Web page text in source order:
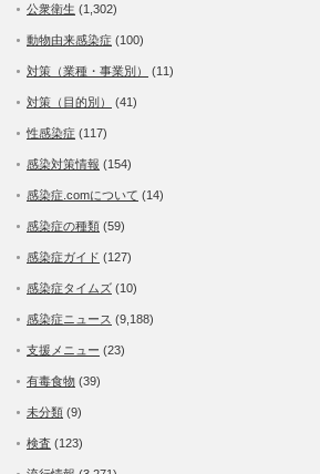
公衆衛生 (1,302)
動物由来感染症 (100)
対策（業種・事業別） (11)
対策（目的別） (41)
性感染症 (117)
感染対策情報 (154)
感染症.comについて (14)
感染症の種類 (59)
感染症ガイド (127)
感染症タイムズ (10)
感染症ニュース (9,188)
支援メニュー (23)
有毒食物 (39)
未分類 (9)
検査 (123)